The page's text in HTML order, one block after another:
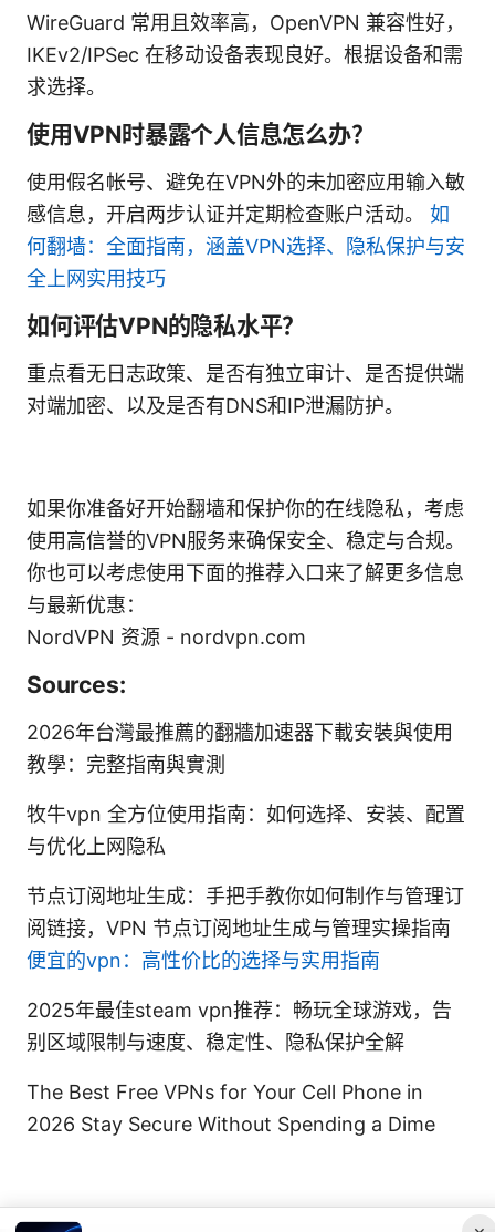
WireGuard 常用且效率高，OpenVPN 兼容性好，
IKEv2/IPSec 在移动设备表现良好。根据设备和需
求选择。
使用VPN时暴露个人信息怎么办？
使用假名帐号、避免在VPN外的未加密应用输入敏
感信息，开启两步认证并定期检查账户活动。 如
何翻墙：全面指南，涵盖VPN选择、隐私保护与安
全上网实用技巧
如何评估VPN的隐私水平？
重点看无日志政策、是否有独立审计、是否提供端
对端加密、以及是否有DNS和IP泄漏防护。
如果你准备好开始翻墙和保护你的在线隐私，考虑
使用高信誉的VPN服务来确保安全、稳定与合规。
你也可以考虑使用下面的推荐入口来了解更多信息
与最新优惠：
NordVPN 资源 - nordvpn.com
Sources:
2026年台灣最推薦的翻牆加速器下載安裝與使用
教學：完整指南與實測
牧牛vpn 全方位使用指南：如何选择、安装、配置
与优化上网隐私
节点订阅地址生成：手把手教你如何制作与管理订
阅链接，VPN 节点订阅地址生成与管理实操指南
便宜的vpn：高性价比的选择与实用指南
2025年最佳steam vpn推荐：畅玩全球游戏，告
别区域限制与速度、稳定性、隐私保护全解
The Best Free VPNs for Your Cell Phone in
2026 Stay Secure Without Spending a Dime